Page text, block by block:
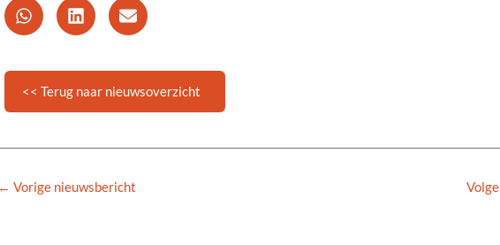
<< Terug naar nieuwsoverzicht
← Vorige nieuwsbericht